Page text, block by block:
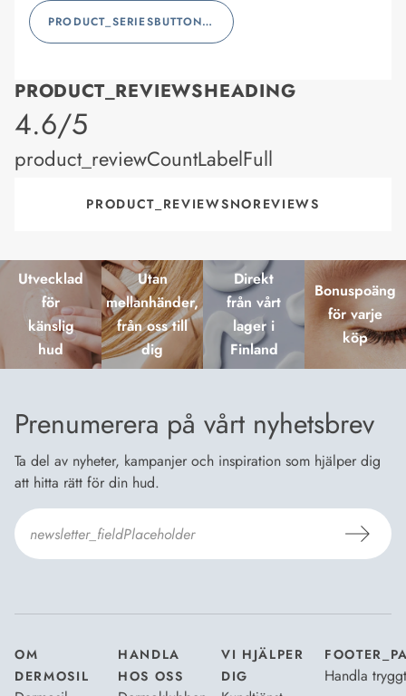
PRODUCT_SERIESBUTTONLABEL
PRODUCT_REVIEWSHEADING
product_rating
4.6/5
product_reviewCountLabelFull
PRODUCT_REVIEWSNOREVIEWS
Utvecklad
för
känslig
hud
Utan
mellanhänder,
från oss till
dig
Direkt
från vårt
lager i
Finland
Bonuspoäng
för varje
köp
Prenumerera på vårt nyhetsbrev
Ta del av nyheter, kampanjer och inspiration som hjälper dig
att hitta rätt för din hud.
OM
DERMOSIL
HANDLA
HOS OSS
VI HJÄLPER
DIG
Handla tryggt